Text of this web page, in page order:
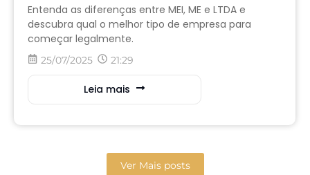
Entenda as diferenças entre MEI, ME e LTDA e
descubra qual o melhor tipo de empresa para
começar legalmente.
25/07/2025 21:29
Leia mais
Ver Mais posts